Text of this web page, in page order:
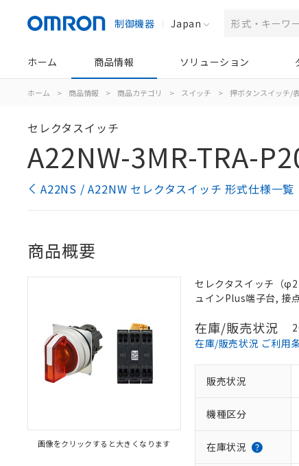
制御機器 Japan
ホーム 商品情報 ソリューション
ホーム > 商品情報 > 商品カテゴリ > スイッチ > 押ボタンスイッチ/
セレクタスイッチ
A22NW-3MR-TRA-
A22NS / A22NW セレクタスイッチ 形式仕様一覧
商品概要
画像をクリックすると大きくなります
セレクタスイッチ（
ュインPlus端子台, 接
在庫/販売状況
在庫/販売状況 ご利用
販売状況
機種区分
在庫状況